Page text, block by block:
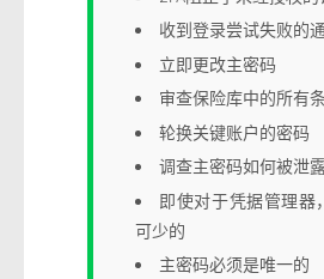
收到登录尝试失败的
立即更改主密码
审查保险库中的所有
轮换关键账户的密码
调查主密码如何被泄
即使对于凭据管理器
可少的
主密码必须是唯一的